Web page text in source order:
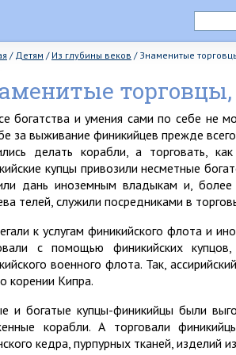
/ Детям / Из глубины веков / Знаменитые
богатства и умения сами по себе не
за выживание финикийцев прежде
делать корабли, а торговать,
купцы привозили несметные
дань иноземным владыкам и,
телей, служили посредниками в
к услугам финикийского флота и
с помощью финикийских
военного флота. Так,
корении Кипра.
и богатые купцы-финикийцы были
корабли. А торговали
кедра, пурпурных тканей,